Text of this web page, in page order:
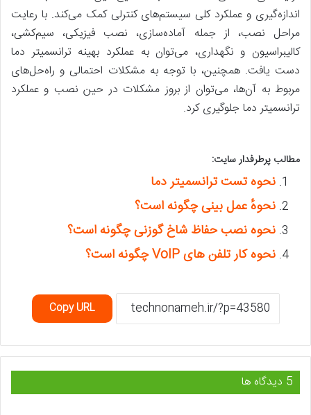
اندازه‌گیری و عملکرد کلی سیستم‌های کنترلی کمک می‌کند. با رعایت
مراحل نصب، از جمله آماده‌سازی، نصب فیزیکی، سیم‌کشی،
کالیبراسیون و نگهداری، می‌توان به عملکرد بهینه ترانسمیتر دما
دست یافت. همچنین، با توجه به مشکلات احتمالی و راه‌حل‌های
مربوط به آن‌ها، می‌توان از بروز مشکلات در حین نصب و عملکرد
ترانسمیتر دما جلوگیری کرد.
مطالب پرطرفدار سایت:
نحوه تست ترانسمیتر دما
نحوهٔ عمل بینی چگونه است؟
نحوه نصب حفاظ شاخ گوزنی چگونه است؟
نحوه کار تلفن های VoIP چگونه است؟
Copy URL
‫5 دیدگاه ها